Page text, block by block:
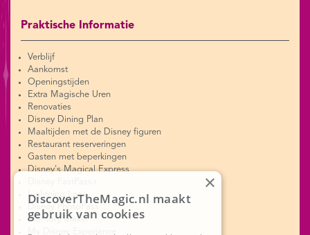
Praktische Informatie
Verblijf
Aankomst
Openingstijden
Extra Magische Uren
Renovaties
Disney Dining Plan
Maaltijden met de Disney figuren
Restaurant reserveringen
Gasten met beperkingen
Disney's Magical Express
Lightning Lane
Memory Maker
DiscoverTheMagic.nl maakt
gebruik van cookies
×